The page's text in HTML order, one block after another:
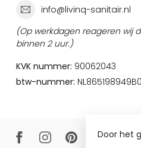
info@livinq-sanitair.nl
(Op werkdagen reageren wij
binnen 2 uur.)
KVK nummer: 90062043
btw-nummer:
Door het